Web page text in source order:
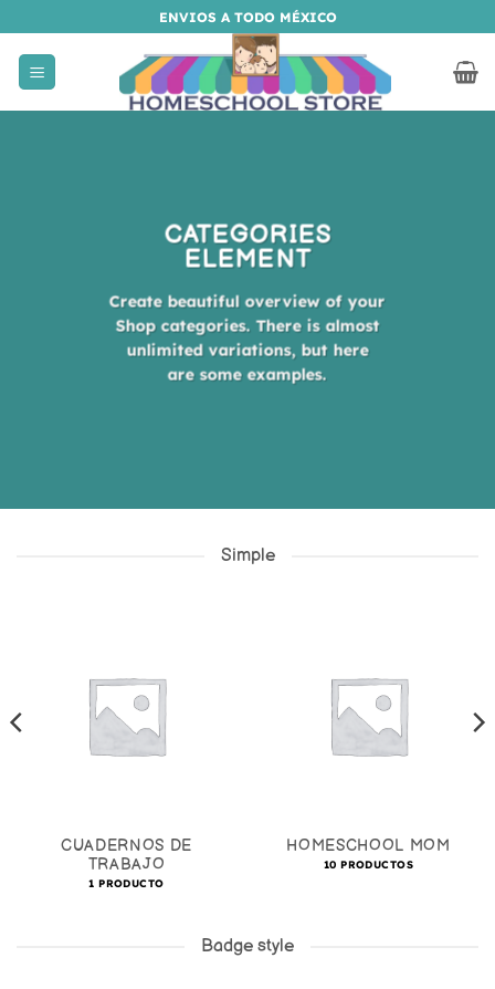
al
contenido
ENVIOS A TODO MÉXICO
CATEGORIES
ELEMENT
Create beautiful overview of your
Shop categories. There is almost
unlimited variations, but here
are some examples.
Simple
CUADERNOS DE
TRABAJO
1 PRODUCTO
HOMESCHOOL MOM
10 PRODUCTOS
Badge style